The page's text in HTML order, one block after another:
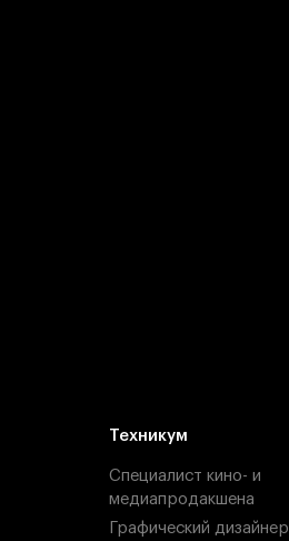
Техникум
Специалист кино- и
медиапродакшена
Графический дизайнер